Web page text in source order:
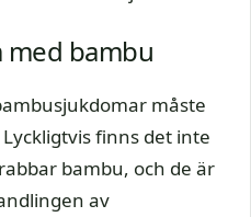
med bambu
måste
finns det inte
bambu, och de är
av